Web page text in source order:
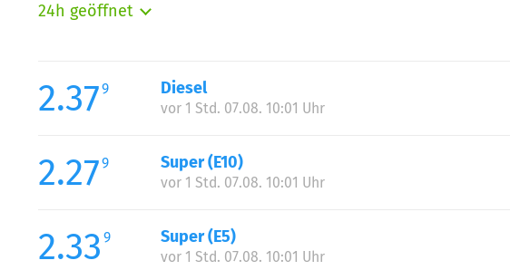
24h geöffnet
Mittwoch:
Donnerstag:
Samstag:
Sonntag:
2.379 Diesel
vor 1 Std. 07.08. 10:01 Uhr
2.279 Super (E10)
vor 1 Std. 07.08. 10:01 Uhr
2.33 9 Super (E5)
vor 1 Std. 07.08. 10:01 Uhr